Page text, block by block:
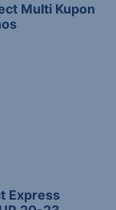
Multi Kupon
Express